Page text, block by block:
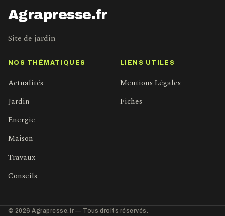
Agrapresse.fr
Site de jardin
NOS THÉMATIQUES
Actualités
Jardin
Energie
Maison
Travaux
Conseils
LIENS UTILES
Mentions Légales
Fiches
© 2026 Agrapresse.fr — Tous droits réservés.